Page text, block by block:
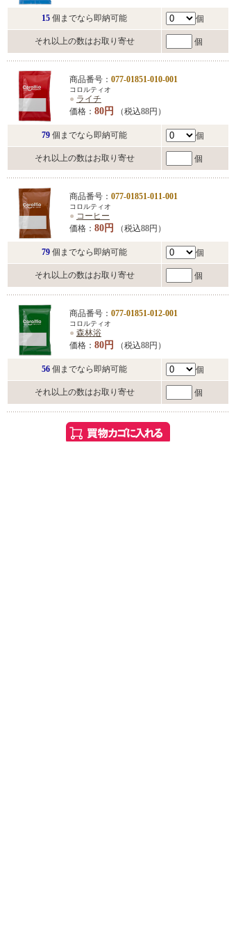
15 個までなら即納可能 個
それ以上の数はお取り寄せ 個
商品番号： 077-01851-010-001
コロルティオ
● ライチ
価格： 80円 （税込88円）
79 個までなら即納可能 個
それ以上の数はお取り寄せ 個
商品番号： 077-01851-011-001
コロルティオ
● コーヒー
価格： 80円 （税込88円）
79 個までなら即納可能 個
それ以上の数はお取り寄せ 個
商品番号： 077-01851-012-001
コロルティオ
● 森林浴
価格： 80円 （税込88円）
56 個までなら即納可能 個
それ以上の数はお取り寄せ 個